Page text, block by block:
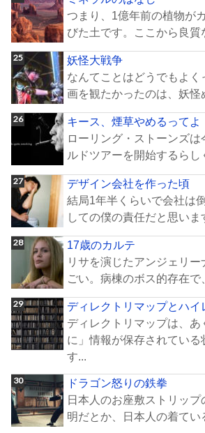
つまり、1億年前の植物が
びた土です。ここから良質
妖怪大戦争
なんてことはどうでもよく
画を観たかったのは、妖怪
キース、煙草やめるってよ
ローリング・ストーンズ
ルドツアーを開始するらし
デザイン会社を作った頃
結局1年半くらいで会社は
しての僕の責任だと思いま
17歳のカルテ
リサを演じたアンジェリ
ごい。病棟のボス的存在で
ディレクトリマップとハイ
ディレクトリマップは、あ
に」情報が保存されてい
す...
ドラゴン怒りの鉄拳
日本人のお座敷ストリップ
明だとか、日本人の着てい